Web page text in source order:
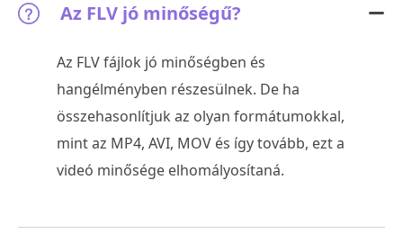
Az FLV jó minőségű?
Az FLV fájlok jó minőségben és
hangélményben részesülnek. De ha
összehasonlítjuk az olyan formátumokkal,
mint az MP4, AVI, MOV és így tovább, ezt a
videó minősége elhomályosítaná.